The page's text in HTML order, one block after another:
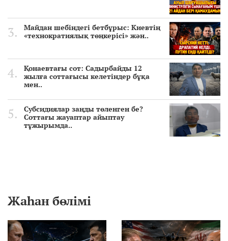
Майдан шебіндегі бетбұрыс: Киевтің
«технократиялық төңкерісі» жән..
Қонаевтағы сот: Садырбайды 12
жылға соттағысы келетіндер бұқа
мен..
Субсидиялар заңды төленген бе?
Соттағы жауаптар айыптау
тұжырымда..
Жаһан бөлімі